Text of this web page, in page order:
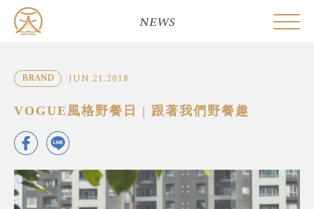
NEWS
BRAND JUN.21.2018
VOGUE風格野餐日 | 跟著我們野餐趣